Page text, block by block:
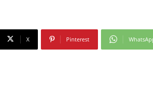
X Pinterest